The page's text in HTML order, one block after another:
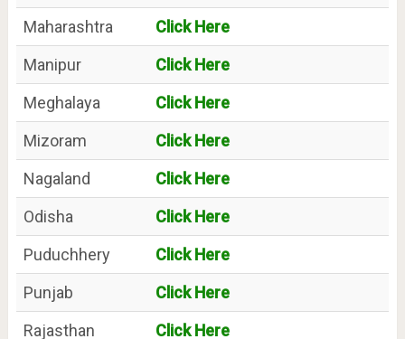
Maharashtra
Click Here
Manipur
Click Here
Meghalaya
Click Here
Mizoram
Click Here
Nagaland
Click Here
Odisha
Click Here
Puduchhery
Click Here
Punjab
Click Here
Rajasthan
Click Here